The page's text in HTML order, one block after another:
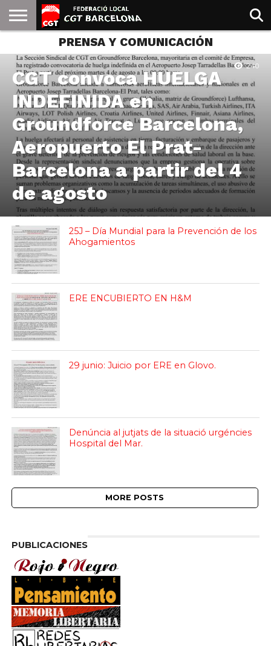
QUIENES
SOMOS
SINDICATOS
SOCIAL
JURIDICA/GUIAS
PRENSA Y
COMUNICACIÓN
FORMACIÓN
BIBLIOTECA
EMMA
GOLDMAN
RECURSOS
ES
PRENSA Y COMUNICACIÓN
CGT convoca HUELGA
INDEFINIDA en
Groundforce Barcelona,
Aeropuerto El Prat-
Barcelona a partir del 4
de agosto
240
25J – Día Mundial para la Prevención de los
Ahogamientos
ERE ENCUBIERTO EN H&M
29 junio: Juicio por ERE en Glovo.
Denúncia al jutjats de la situació urgéncies
Hospital del Mar.
MORE POSTS
PUBLICACIONES